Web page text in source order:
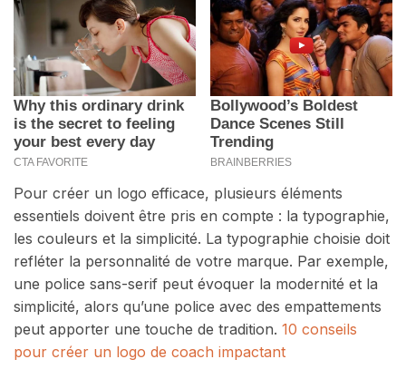
Pour créer un logo efficace, plusieurs éléments
essentiels doivent être pris en compte : la typographie,
les couleurs et la simplicité. La typographie choisie doit
refléter la personnalité de votre marque. Par exemple,
une police sans-serif peut évoquer la modernité et la
simplicité, alors qu’une police avec des empattements
peut apporter une touche de tradition. 10 conseils
pour créer un logo de coach impactant